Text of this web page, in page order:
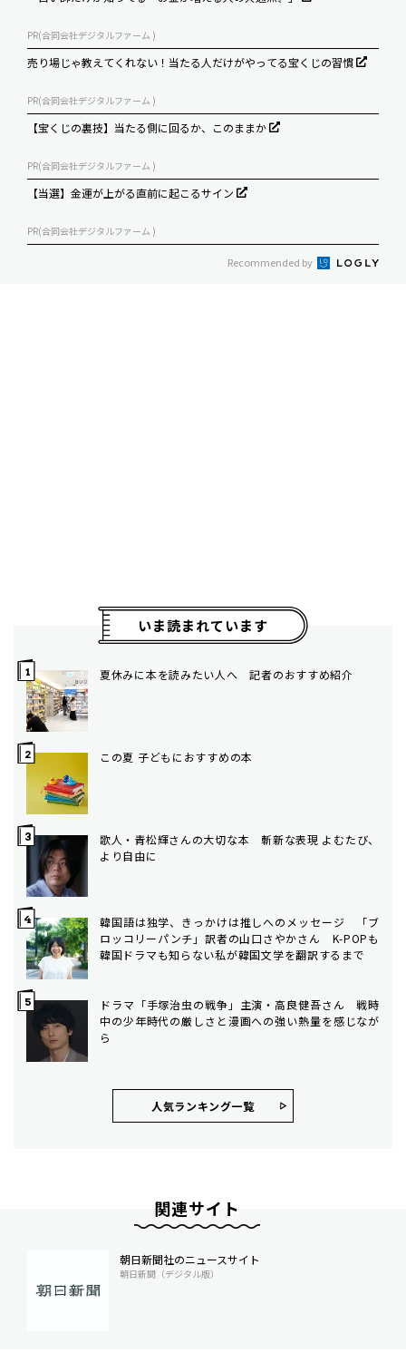
PR(合同会社デジタルファーム )
売り場じゃ教えてくれない！当たる人だけがやってる宝くじの習慣
PR(合同会社デジタルファーム )
【宝くじの裏技】当たる側に回るか、このままか
PR(合同会社デジタルファーム )
【当選】金運が上がる直前に起こるサイン
PR(合同会社デジタルファーム )
Recommended by
いま読まれています
夏休みに本を読みたい人へ 記者のおすすめ紹介
この夏 子どもにおすすめの本
歌人・青松輝さんの大切な本 斬新な表現 よむたび、
より自由に
韓国語は独学、きっかけは推しへのメッセージ 「ブ
ロッコリーパンチ」訳者の山口さやかさん K-POPも
韓国ドラマも知らない私が韓国文学を翻訳するまで
ドラマ「手塚治虫の戦争」主演・高良健吾さん 戦時
中の少年時代の厳しさと漫画への強い熱量を感じなが
ら
人気ランキング⼀覧
関連サイト
朝日新聞社のニュースサイト
朝日新聞（デジタル版）